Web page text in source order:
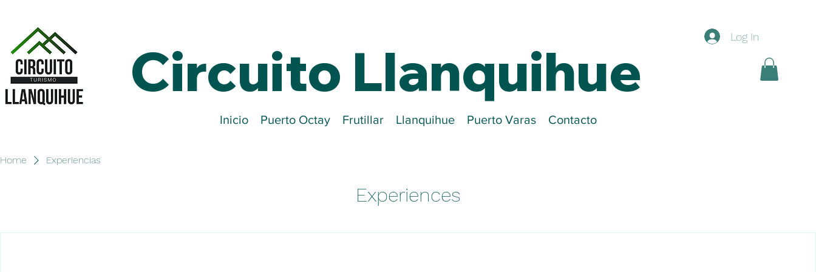
Circuito Llanquihue
Log In
Inicio Puerto Octay Frutillar Llanquihue Puerto Varas Contacto
Home Experiencias
Experiences